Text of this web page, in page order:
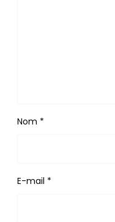
Nom *
E-mail *